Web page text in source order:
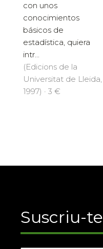
con unos
conocimientos
básicos de
estadística, quiera
intr...
(Edicions de la
Universitat de Lleida,
1997) · 3 €
Suscriu-te